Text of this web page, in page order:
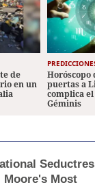
de
en un
Horóscopo
puertas a
complica
Géminis
Moore's Most